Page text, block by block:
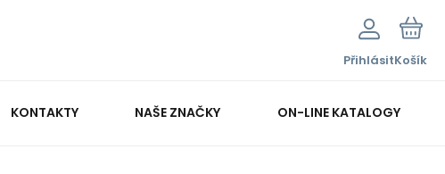
PřihlásitKošík
KONTAKTY NAŠE ZNAČKY ON-LINE KATALOGY